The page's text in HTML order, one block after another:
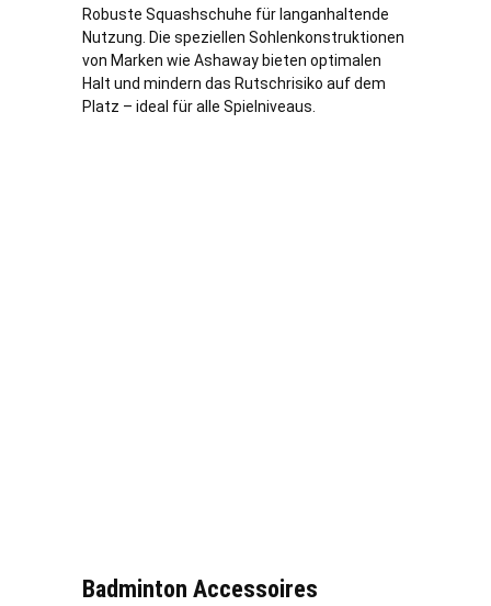
Robuste Squashschuhe für langanhaltende
Nutzung. Die speziellen Sohlenkonstruktionen
von Marken wie Ashaway bieten optimalen
Halt und mindern das Rutschrisiko auf dem
Platz – ideal für alle Spielniveaus.
Badminton Accessoires